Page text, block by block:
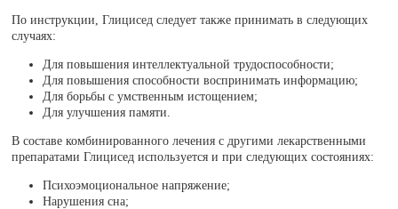
По инструкции, Глицисед следует также принимать в следующих
случаях:
Для повышения интеллектуальной трудоспособности;
Для повышения способности воспринимать информацию;
Для борьбы с умственным истощением;
Для улучшения памяти.
В составе комбинированного лечения с другими лекарственными
препаратами Глицисед используется и при следующих состояниях:
Психоэмоциональное напряжение;
Нарушения сна;